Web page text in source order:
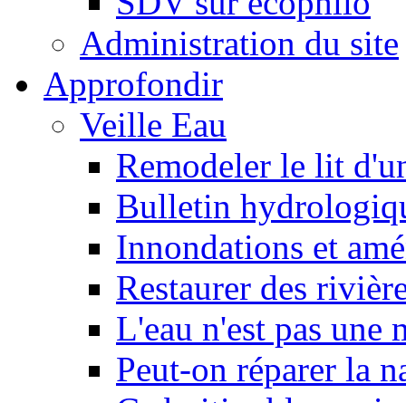
Administration du site
Approfondir
Veille Eau
Remodeler le lit
Bulletin
Innondations et
Restaurer des
L'eau n'est pas une
Peut-on réparer la